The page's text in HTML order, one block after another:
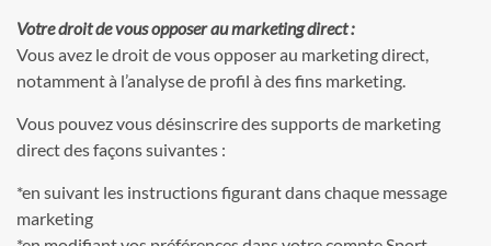
Votre droit de vous opposer au marketing direct :
Vous avez le droit de vous opposer au marketing direct,
notamment à l’analyse de profil à des fins marketing.
Vous pouvez vous désinscrire des supports de marketing
direct des façons suivantes :
*en suivant les instructions figurant dans chaque message
marketing